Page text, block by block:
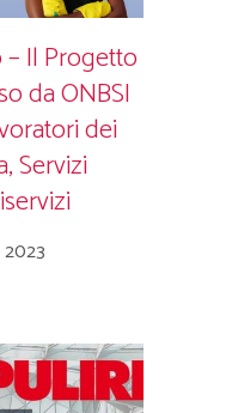
Il Progetto
da ONBSI
dei
Servizi
2023